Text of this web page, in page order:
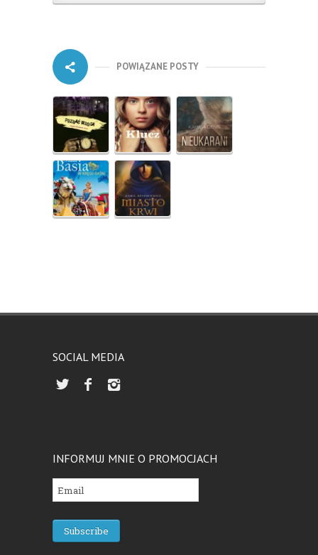
POWIĄZANE POSTY
SOCIAL MEDIA
INFORMUJ MNIE O PROMOCJACH